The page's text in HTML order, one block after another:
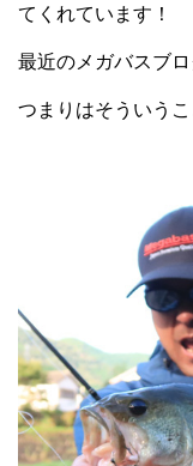
てくれています！
最近のメガバスブロ
つまりはそういう